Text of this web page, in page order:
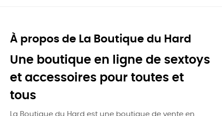
À propos de La Boutique du Hard
Une boutique en ligne de sextoys
et accessoires pour toutes et
tous
La Boutique du Hard est une boutique de vente en